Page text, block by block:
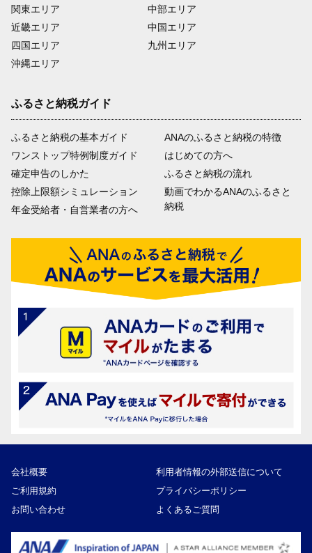
関東エリア
近畿エリア
四国エリア
沖縄エリア
中部エリア
中国エリア
九州エリア
ふるさと納税ガイド
ふるさと納税の基本ガイド
ワンストップ特例制度ガイド
確定申告のしかた
控除上限額シミュレーション
年金受給者・自営業者の方へ
ANAのふるさと納税の特徴
はじめての方へ
ふるさと納税の流れ
動画でわかるANAのふるさと
納税
会社概要
利用者情報の外部送信について
ご利用規約
プライバシーポリシー
お問い合わせ
よくあるご質問